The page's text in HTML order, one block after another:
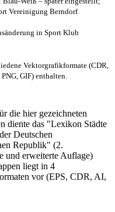
Vereinigung Berndorf
in Sport Klub
Vektorgrafikformate (CDR,
GIF) enthalten.
die hier gezeichneten
diente das "Lexikon Städte
Deutschen
Republik" (2.
und erweiterte Auflage)
liegt in 4
vor (EPS, CDR, AI,